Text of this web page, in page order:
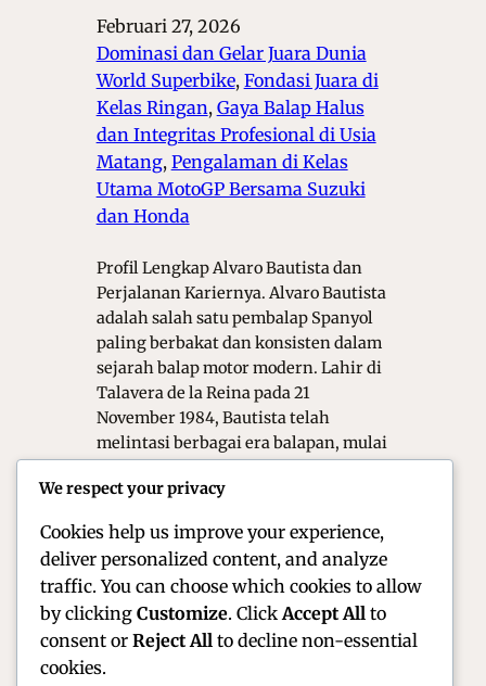
Februari 27, 2026
Dominasi dan Gelar Juara Dunia
World Superbike, Fondasi Juara di
Kelas Ringan, Gaya Balap Halus
dan Integritas Profesional di Usia
Matang, Pengalaman di Kelas
Utama MotoGP Bersama Suzuki
dan Honda
Profil Lengkap Alvaro Bautista dan
Perjalanan Kariernya. Alvaro Bautista
adalah salah satu pembalap Spanyol
paling berbakat dan konsisten dalam
sejarah balap motor modern. Lahir di
Talavera de la Reina pada 21
November 1984, Bautista telah
melintasi berbagai era balapan, mulai
motor Superbike 1000cc yang
We respect your privacy
Cookies help us improve your experience,
deliver personalized content, and analyze
traffic. You can choose which cookies to allow
by clicking Customize. Click Accept All to
consent or Reject All to decline non-essential
cookies.